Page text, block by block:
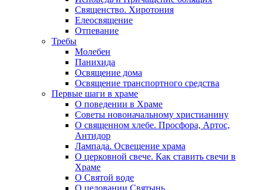
Священство. Хиротония
Елеосвящение
Отпевание
Требы
Молебен
Панихида
Освящение дома
Освящение транспортного средства
Первые шаги в храме
О поведении в Храме
Советы новоначальному христианину
О священном хлебе. Просфора, Артос,
Антидор
Лампада. Освещение храма
О церковной свече. Как ставить свечи в
Храме
О Святой воде
О целовании Святынь